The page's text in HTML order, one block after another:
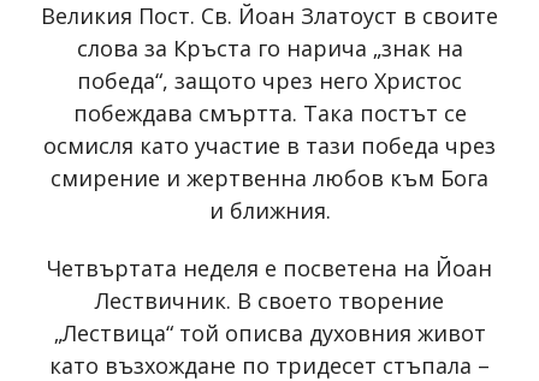
Великия Пост. Св. Йоан Златоуст в своите
слова за Кръста го нарича „знак на
победа“, защото чрез него Христос
побеждава смъртта. Така постът се
осмисля като участие в тази победа чрез
смирение и жертвенна любов към Бога
и ближния.
Четвъртата неделя е посветена на Йоан
Лествичник. В своето творение
„Лествица“ той описва духовния живот
като възхождане по тридесет стъпала –